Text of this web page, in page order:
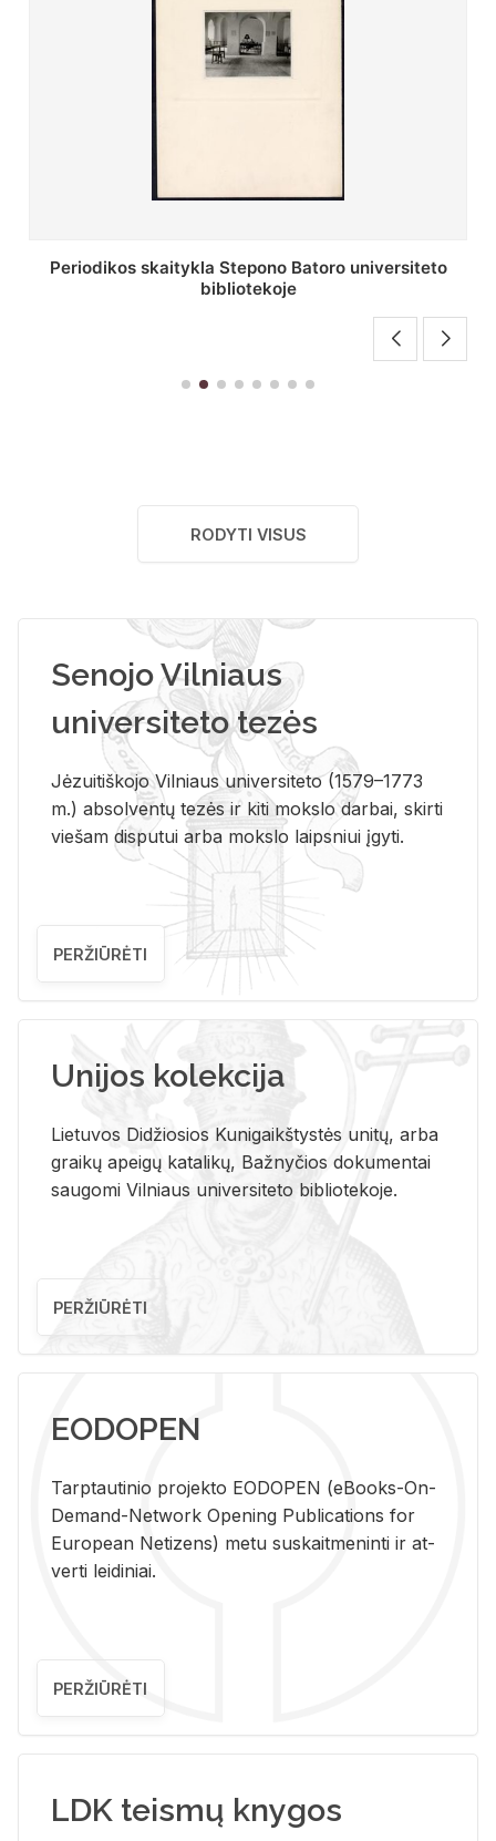
Stepono Batoro universiteto bibliotekos antrojo
aukšto fojė
RODYTI VISUS
Senojo Vilniaus
universiteto tezės
Jėzuitiškojo Vilniaus universiteto (1579–1773
m.) absolventų tezės ir kiti mokslo darbai, skirti
viešam disputui arba mokslo laipsniui įgyti.
PERŽIŪRĖTI
Unijos kolekcija
Lietuvos Didžiosios Kunigaikštystės unitų, arba
graikų apeigų katalikų, Bažnyčios dokumentai
saugomi Vilniaus universiteto bibliotekoje.
PERŽIŪRĖTI
EODOPEN
Tarp­tau­ti­nio pro­jek­to EO­DO­PEN (eBo­oks-On-
De­mand-Ne­twork Ope­ning Pub­li­ca­tions for
Eu­ro­pe­an Ne­ti­zens) metu su­skait­me­nin­ti ir at­
ver­ti lei­di­niai.
PERŽIŪRĖTI
LDK teismų knygos